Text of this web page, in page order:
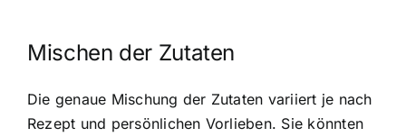
Mischen der Zutaten
Die genaue Mischung der Zutaten variiert je nach
Rezept und persönlichen Vorlieben. Sie könnten